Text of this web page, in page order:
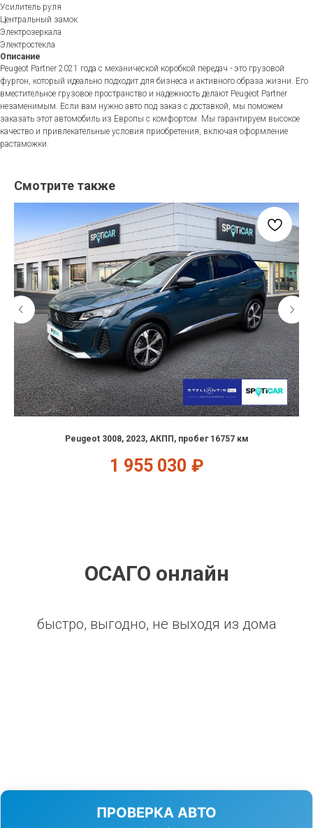
Усилитель руля
Центральный замок
Электрозеркала
Электростекла
Описание
Peugeot Partner 2021 года с механической коробкой передач - это грузовой
фургон, который идеально подходит для бизнеса и активного образа жизни. Его
вместительное грузовое пространство и надежность делают Peugeot Partner
незаменимым. Если вам нужно авто под заказ с доставкой, мы поможем
заказать этот автомобиль из Европы с комфортом. Мы гарантируем высокое
качество и привлекательные условия приобретения, включая оформление
растаможки.
Смотрите также
Peugeot 3008, 2023, АКПП, пробег 16757 км
1 955 030 ₽
ОСАГО онлайн
быстро, выгодно, не выходя из дома
ПРОВЕРКА АВТО